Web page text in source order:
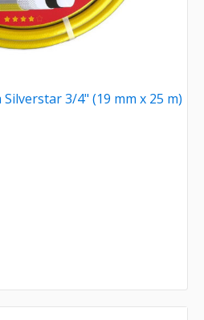
3/4" (19 mm x 25 m)